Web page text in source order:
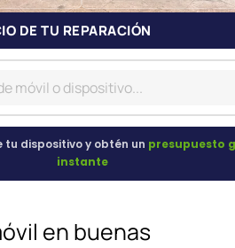
DE TU REPARACIÓN
tu dispositivo y obtén un presupuesto
instante
en buenas